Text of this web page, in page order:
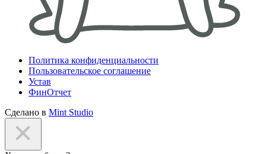
Политика конфиденциальности
Пользовательское соглашение
Устав
ФинОтчет
Сделано в Mint Studio